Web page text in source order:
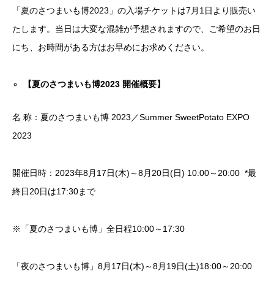
「夏のさつまいも博2023」の入場チケットは7月1日より販売い
たします。当日は大変な混雑が予想されますので、ご希望のお日
にち、お時間がある方はお早めにお求めください。
【夏のさつまいも博2023 開催概要】
名 称：夏のさつまいも博 2023／Summer SweetPotato EXPO
2023
開催日時：2023年8月17日(木)～8月20日(日) 10:00～20:00 *最
終日20日は17:30まで
※「夏のさつまいも博」全日程10:00～17:30
「夜のさつまいも博」8月17日(木)～8月19日(土)18:00～20:00